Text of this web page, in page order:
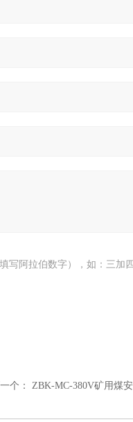
写阿拉伯数字），如：三加
个： ZBK-MC-380V矿用煤